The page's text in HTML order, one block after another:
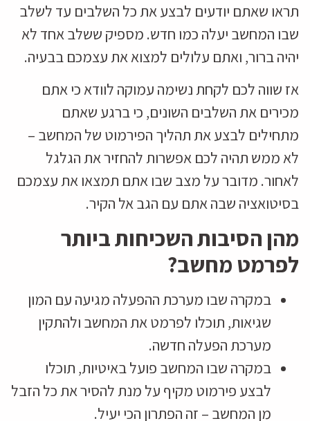
תראו שאתם יודעים לבצע את כל השלבים עד לשלב
שבו המחשב יעלה כמו חדש. מספיק ששלב אחד לא
יהיה ברור, ואתם עלולים למצוא את עצמכם בבעיה.
אז שווה לכם לקחת נשימה עמוקה לוודא כי אתם
מכירים את השלבים השונים, כי ברגע שאתם
מתחילים לבצע את תהליך הפירמוט של המחשב –
לא ממש תהיה לכם אפשרות להחזיר את הגלגל
לאחור. מדובר על מצב שבו אתם תמצאו את עצמכם
בסיטואציה שבה אתם עם הגב אל הקיר.
מהן הסיבות השכיחות ביותר
לפרמט מחשב?
במקרה שבו מערכת ההפעלה מגיעה עם המון
שגיאות, תוכלו לפרמט את המחשב ולהתקין
מערכת הפעלה חדשה.
במקרה שבו המחשב פועל באיטיות, תוכלו
לבצע פירמוט מקיף על מנת להסיר את כל הזבל
מן המחשב – זה הפתרון הכי יעיל.